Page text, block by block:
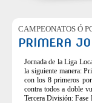
CAMPEONATOS Ó
PRIMERA
Jornada de la Liga
la siguiente manera:
con los 8 primeros
contra todos a doble
Tercera División: